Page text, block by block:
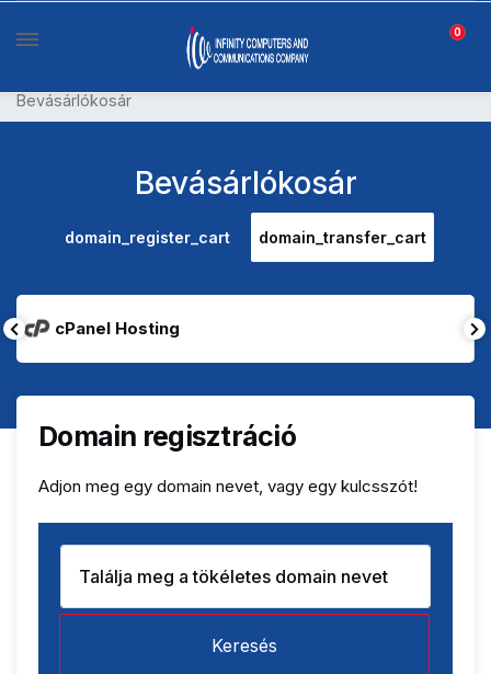
0
Bevásárlókosár
Bevásárlókosár
domain_register_cart domain_transfer_cart
cPanel Hosting
Domain regisztráció
Adjon meg egy domain nevet, vagy egy kulcsszót!
Keresés